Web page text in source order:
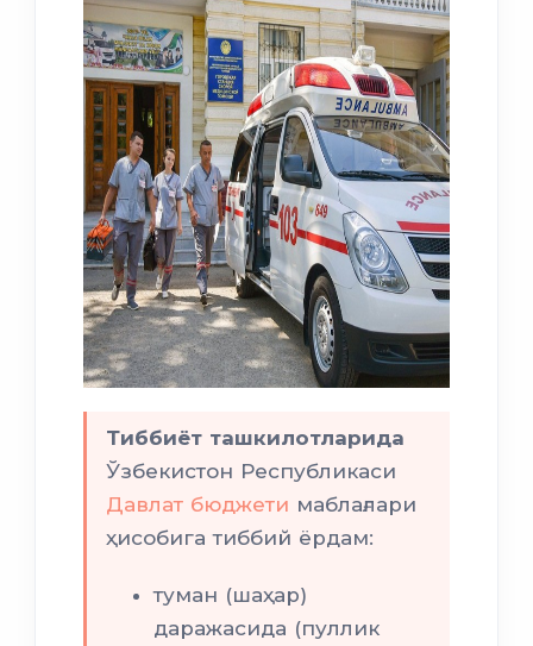
Тиббиёт ташкилотларида
Ўзбекистон Республикаси
Давлат бюджети маблағлари
ҳисобига тиббий ёрдам:
туман (шаҳар)
даражасида (пуллик